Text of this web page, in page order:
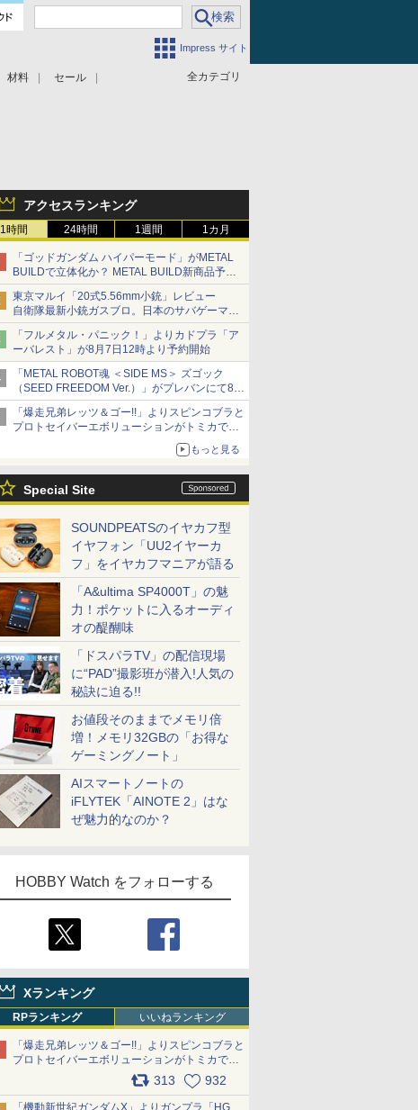
Impress サイト
全カテゴリ
材料 セール
アクセスランキング
1時間 24時間 1週間 1カ月
「ゴッドガンダム ハイパーモード」がMETAL
BUILDで立体化か？ METAL BUILD新商品予告
が公開
東京マルイ「20式5.56mm小銃」レビュー
自衛隊最新小銃ガスブロ。日本のサバゲーマー
で本当によかった
「フルメタル・パニック！」よりカドプラ「ア
ーバレスト」が8月7日12時より予約開始
「METAL ROBOT魂 ＜SIDE MS＞ ズゴック
（SEED FREEDOM Ver.）」がプレバンにて8月
6日予約開始
「METAL ROBOT魂 ＜SIDE MS＞ キャバリア
ーアイフリッド」も同時予約開始
「爆走兄弟レッツ＆ゴー!!」よりスピンコブラと
プロトセイバーエボリューションがトミカで登
もっと見る
Special Site
SOUNDPEATSのイヤカフ型
イヤフォン「UU2イヤーカ
フ」をイヤカフマニアが語る
「A&ultima SP4000T」の魅
力！ポケットに入るオーディ
オの醍醐味
「ドスパラTV」の配信現場
に“PAD”撮影班が潜入!人気の
秘訣に迫る!!
お値段そのままでメモリ倍
増！メモリ32GBの「お得な
ゲーミングノート」
AIスマートノートの
iFLYTEK「AINOTE 2」はな
ぜ魅力的なのか？
HOBBY Watch をフォローする
Xランキング
RPランキング いいねランキング
「爆走兄弟レッツ＆ゴー!!」よりスピンコブラと
プロトセイバーエボリューションがトミカで登
場 pic.x.com/9paC75M2iL 313 932
「機動新世紀ガンダムX」よりガンプラ「HG